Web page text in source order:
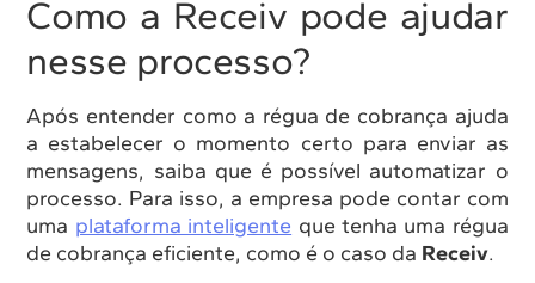
Como a Receiv pode ajudar
nesse processo?
Após entender como a régua de cobrança ajuda
a estabelecer o momento certo para enviar as
mensagens, saiba que é possível automatizar o
processo. Para isso, a empresa pode contar com
uma plataforma inteligente que tenha uma régua
de cobrança eficiente, como é o caso da Receiv.